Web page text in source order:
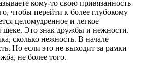
кому-то свою привязанность
чтобы перейти к более глубокому
целомудренное и легкое
щеке. Это знак дружбы и нежности.
сколько нежность. В начале
Но если это не выходит за рамки
не более того.